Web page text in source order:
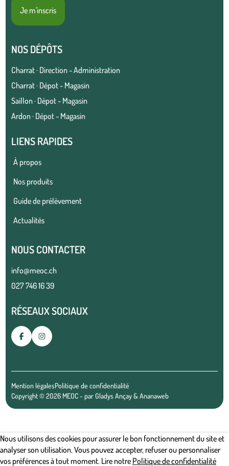
Je m'inscris
NOS DÉPÔTS
Charrat · Direction - Administration
Charrat · Dépot - Magasin
Saillon · Dépot - Magasin
Ardon · Dépot - Magasin
LIENS RAPIDES
À propos
Nos produits
Guide de prélèvement
Actualités
NOUS CONTACTER
info@meoc.ch
027 746 16 39
RÉSEAUX SOCIAUX
Mention légalesPolitique de confidentialité
Copyright © 2026 MEOC - parGladys Ançay&Ananaweb
Nous utilisons des cookies pour assurer le bon fonctionnement du site et
analyser son utilisation. Vous pouvez accepter, refuser ou personnaliser
vos préférences à tout moment. Lire notre Politique de confidentialité